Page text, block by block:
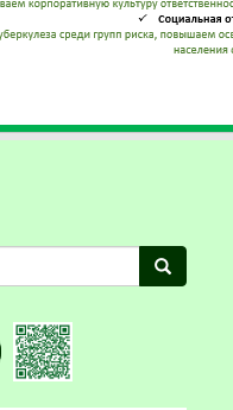
Search